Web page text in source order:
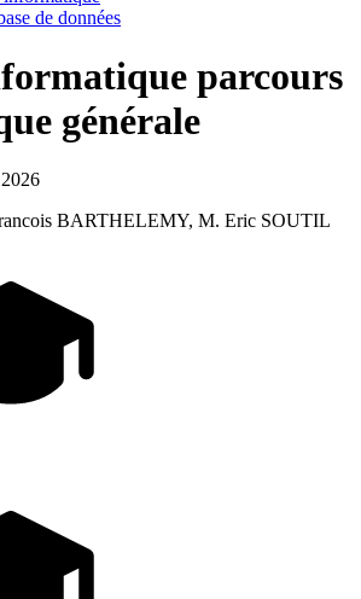
de données
parcours
générale
BARTHELEMY, M. Eric SOUTIL